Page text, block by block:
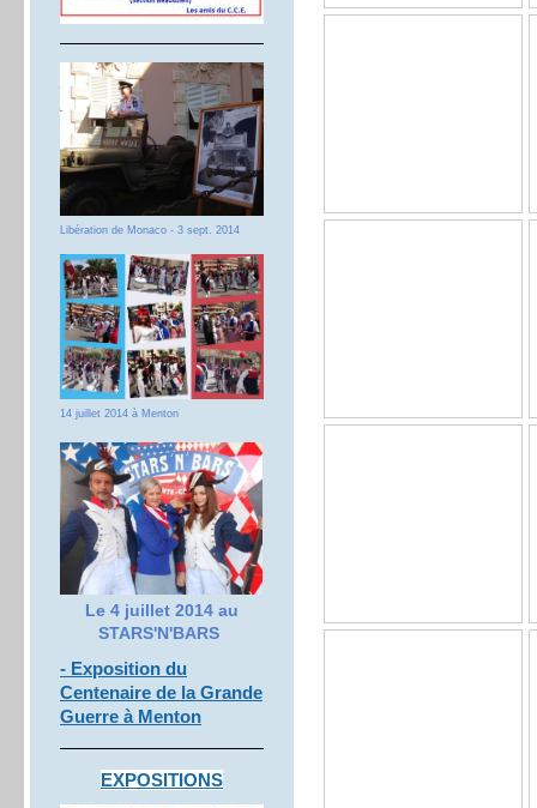
Libération de Monaco - 3 sept. 2014
14 juillet 2014 à Menton
Le 4 juillet 2014 au
STARS'N'BARS
- Exposition du
Centenaire de la Grande
Guerre à Menton
EXPOSITIONS